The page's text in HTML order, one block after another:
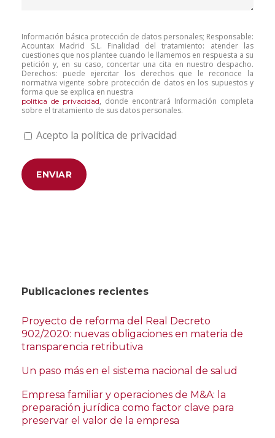
Información básica protección de datos personales; Responsable:
Acountax Madrid S.L. Finalidad del tratamiento: atender las
cuestiones que nos plantee cuando le llamemos en respuesta a su
petición y, en su caso, concertar una cita en nuestro despacho.
Derechos: puede ejercitar los derechos que le reconoce la
normativa vigente sobre protección de datos en los supuestos y
forma que se explica en nuestra
política de privacidad, donde encontrará Información completa
sobre el tratamiento de sus datos personales.
Acepto la política de privacidad
Publicaciones recientes
Proyecto de reforma del Real Decreto
902/2020: nuevas obligaciones en materia de
transparencia retributiva
Un paso más en el sistema nacional de salud
Empresa familiar y operaciones de M&A: la
preparación jurídica como factor clave para
preservar el valor de la empresa